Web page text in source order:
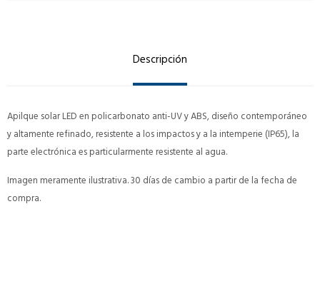
Descripción
Apilque solar LED en policarbonato anti-UV y ABS, diseño contemporáneo
y altamente refinado, resistente a los impactos y a la intemperie (IP65), la
parte electrónica es particularmente resistente al agua.
Imagen meramente ilustrativa. 30 días de cambio a partir de la fecha de
compra.